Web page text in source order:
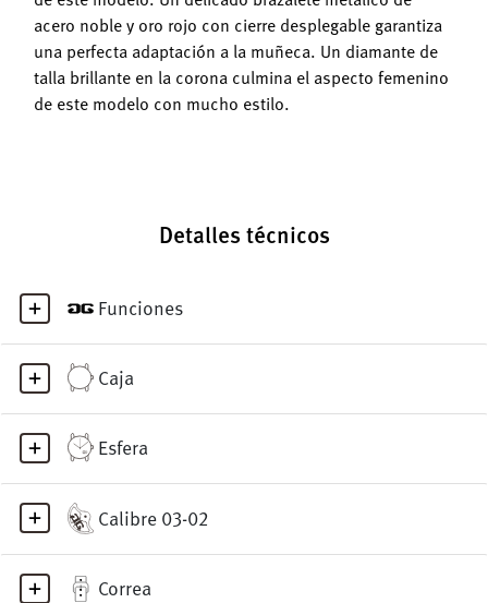
acero noble y oro rojo con cierre desplegable garantiza
una perfecta adaptación a la muñeca. Un diamante de
talla brillante en la corona culmina el aspecto femenino
de este modelo con mucho estilo.
Detalles técnicos
Funciones
Caja
Esfera
Calibre 03-02
Correa